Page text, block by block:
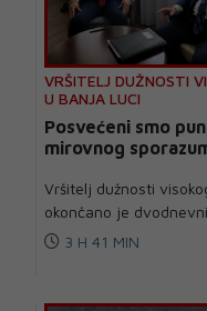
VRŠITELJ DUŽNOSTI
U BANJA LUCI
Posvećeni smo
mirovnog
Vršitelj dužnosti
okončano je
3 H 41 MIN